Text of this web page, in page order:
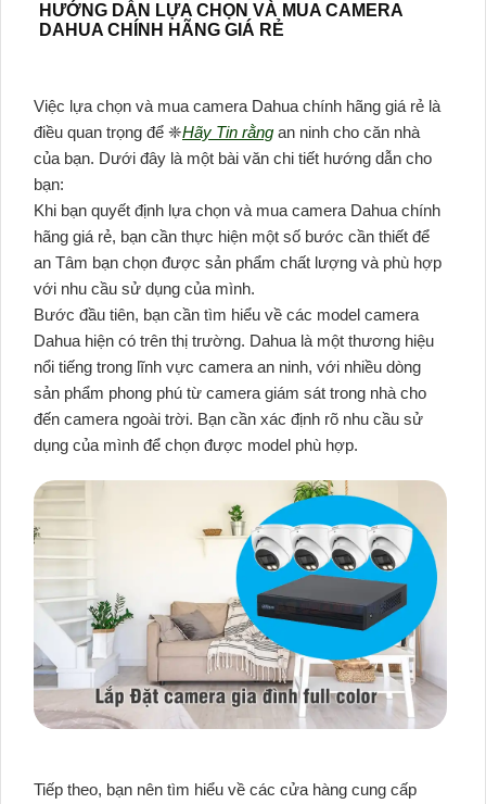
HƯỚNG DẪN LỰA CHỌN VÀ MUA CAMERA
DAHUA CHÍNH HÃNG GIÁ RẺ
Việc lựa chọn và mua camera Dahua chính hãng giá rẻ là
điều quan trọng để ❈Hãy Tin rằng an ninh cho căn nhà
của bạn. Dưới đây là một bài văn chi tiết hướng dẫn cho
bạn:
Khi bạn quyết định lựa chọn và mua camera Dahua chính
hãng giá rẻ, bạn cần thực hiện một số bước cần thiết để
an Tâm bạn chọn được sản phẩm chất lượng và phù hợp
với nhu cầu sử dụng của mình.
Bước đầu tiên, bạn cần tìm hiểu về các model camera
Dahua hiện có trên thị trường. Dahua là một thương hiệu
nổi tiếng trong lĩnh vực camera an ninh, với nhiều dòng
sản phẩm phong phú từ camera giám sát trong nhà cho
đến camera ngoài trời. Bạn cần xác định rõ nhu cầu sử
dụng của mình để chọn được model phù hợp.
Tiếp theo, bạn nên tìm hiểu về các cửa hàng cung cấp